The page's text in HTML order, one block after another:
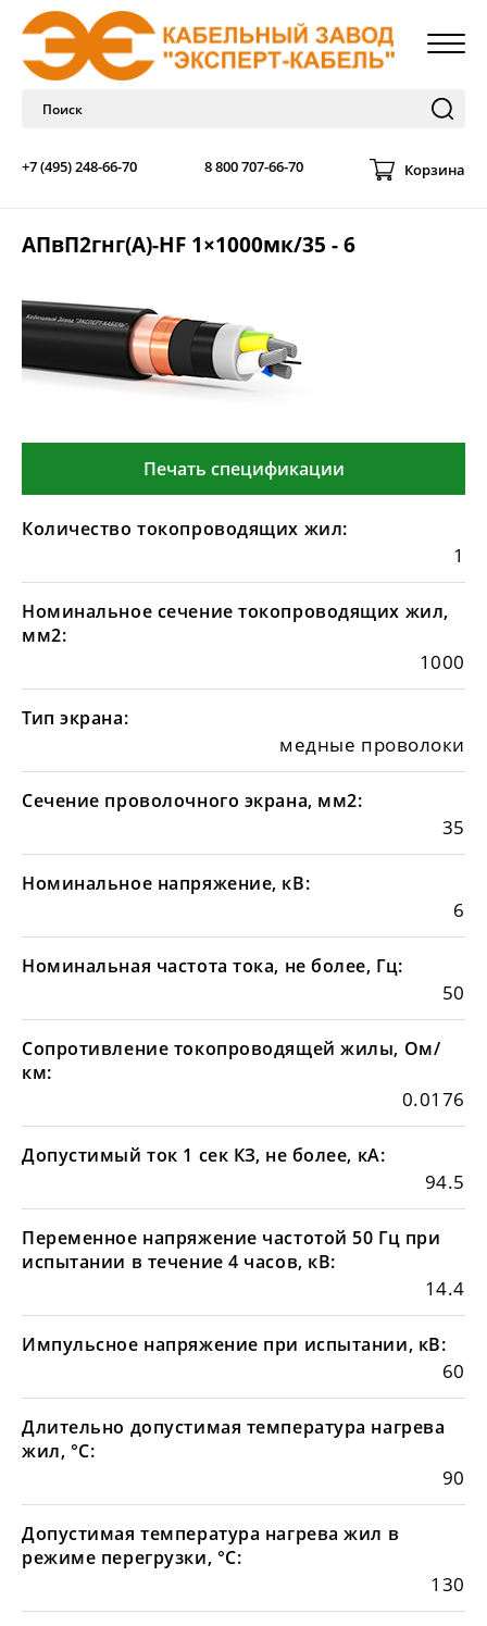
+7 (495) 248-66-70 8 800 707-66-70 Корзина
АПвП2гнг(А)-HF 1×1000мк/35 - 6
Печать спецификации
Количество токопроводящих жил:
1
Номинальное сечение токопроводящих жил,
мм2:
1000
Тип экрана:
медные проволоки
Сечение проволочного экрана, мм2:
35
Номинальное напряжение, кВ:
6
Номинальная частота тока, не более, Гц:
50
Сопротивление токопроводящей жилы, Ом/
км:
0.0176
Допустимый ток 1 сек КЗ, не более, кА:
94.5
Переменное напряжение частотой 50 Гц при
испытании в течение 4 часов, кВ:
14.4
Импульсное напряжение при испытании, кВ:
60
Длительно допустимая температура нагрева
жил, °С:
90
Допустимая температура нагрева жил в
режиме перегрузки, °С:
130